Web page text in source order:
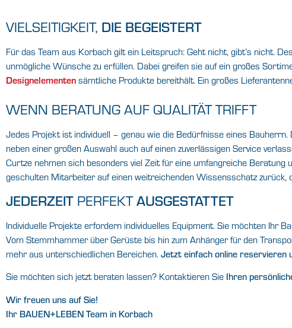
VIELSEITIGKEIT, DIE BEGEISTERT
Für das Team aus Korbach gilt ein Leitspruch: Geht nicht, gibt’s nicht.
unmögliche Wünsche zu erfüllen. Dabei greifen sie auf ein großes
Designelementensämtliche Produkte bereithält. Ein großes
WENN BERATUNG AUF QUALITÄT TRIFFT
Jedes Projekt ist individuell – genau wie die Bedürfnisse eines
neben einer großen Auswahl auch auf einen zuverlässigen Service
Curtze nehmen sich besonders viel Zeit für eine umfangreiche
geschulten Mitarbeiter auf einen weitreichenden Wissensschatz
JEDERZEIT PERFEKTAUSGESTATTET
Individuelle Projekte erfordern individuelles Equipment. Sie möchten Ihr
Vom Stemmhammer über Gerüste bis hin zum Anhänger für den
mehr aus unterschiedlichen Bereichen. Jetzt einfach online reservieren
Sie möchten sich jetzt beraten lassen? Kontaktieren Sie Ihren
Wir freuen uns auf Sie!
Ihr BAUEN+LEBEN Team in Korbach